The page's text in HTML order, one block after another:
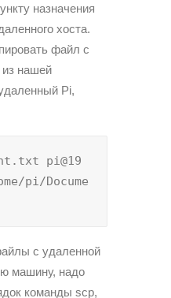
назначения
хоста.
файл с
из нашей
Pi,
pi@19
pi/Docume
с удаленной
машину, надо
команды scp,